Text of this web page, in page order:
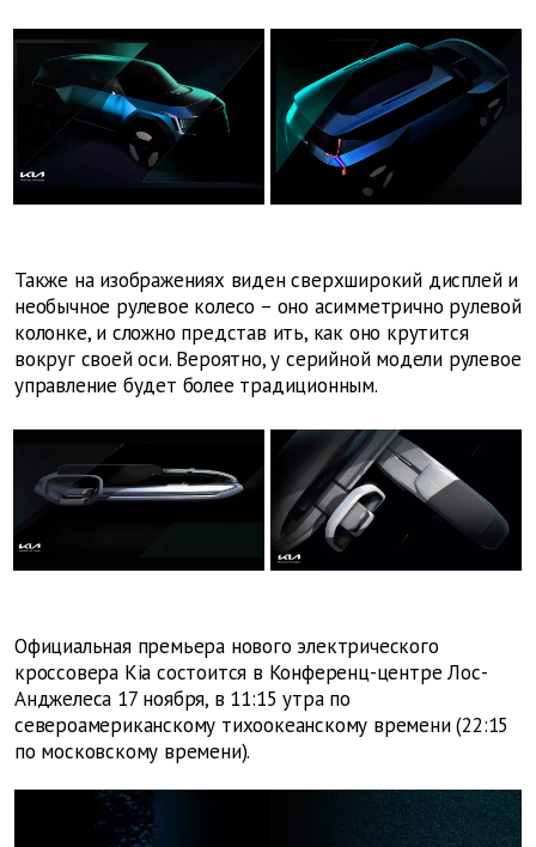
Также на изображениях виден сверхширокий дисплей и
необычное рулевое колесо – оно асимметрично рулевой
колонке, и сложно представ ить, как оно крутится
вокруг своей оси. Вероятно, у серийной модели рулевое
управление будет более традиционным.
Официальная премьера нового электрического
кроссовера Kia состоится в Конференц-центре Лос-
Анджелеса 17 ноября, в 11:15 утра по
североамериканскому тихоокеанскому времени (22:15
по московскому времени).